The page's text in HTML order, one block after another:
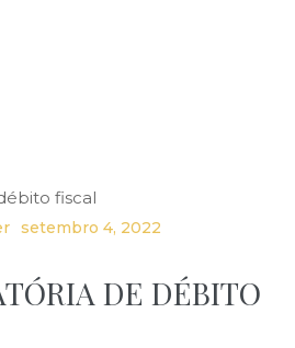
Setembro 4, 2022
DE DÉBITO